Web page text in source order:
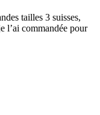
tailles 3 suisses,
l’ai commandée pour